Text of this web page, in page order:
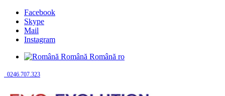
Facebook
Skype
Mail
Instagram
Română Română ro
0246.707.323